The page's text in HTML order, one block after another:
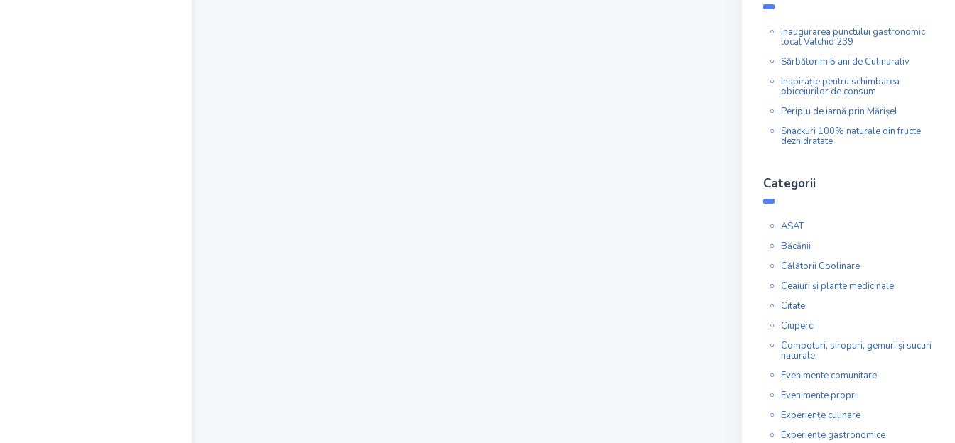
Inaugurarea punctului gastronomic
local Valchid 239
Sărbătorim 5 ani de Culinarativ
Inspirație pentru schimbarea
obiceiurilor de consum
Periplu de iarnă prin Mărișel
Snackuri 100% naturale din fructe
dezhidratate
Categorii
ASAT
Băcănii
Călătorii Coolinare
Ceaiuri și plante medicinale
Citate
Ciuperci
Compoturi, siropuri, gemuri și sucuri
naturale
Evenimente comunitare
Evenimente proprii
Experiențe culinare
Experiențe gastronomice